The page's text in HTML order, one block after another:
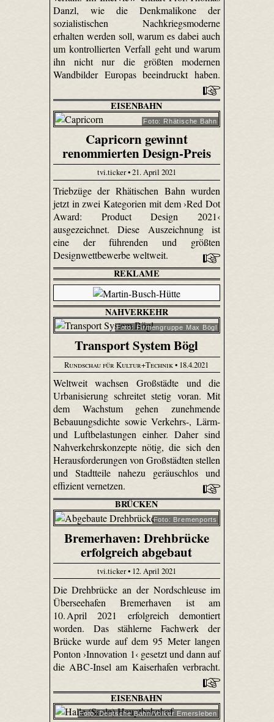
Danzl, wie die Denkmalikone der
sozialistischen Nachkriegsmoderne
erhalten werden soll, warum es dabei auch
um kontrollierten Verfall geht und warum
ihn nicht nur die größten modernen
Wandbilder Europas beeindruckt haben.
EISENBAHN
Foto: Rhätische Bahn
Capricorn gewinnt
renommierten Design-Preis
tvi.ticker • 21. April 2021
Triebzüge der Rhätischen Bahn wurden
jetzt in zwei Kategorien mit dem ›Red Dot
Award: Product Design 2021‹
ausgezeichnet. Diese Auszeichnung ist
eine der führenden und größten
Designwettbewerbe weltweit.
REKLAME
NAHVERKEHR
Foto: Firmengruppe Max Bögl
Transport System Bögl
Rundschau für Kultur+Technik• 18.4.2021
Weltweit wachsen Großstädte und die
Urbanisierung schreitet stetig voran. Mit
dem Wachstum gehen zunehmende
Bebauungsdichte sowie Verkehrs-, Lärm-
und Luftbelastungen einher. Daher sind
Nahverkehrskonzepte nötig, die sich den
Herausforderungen von Großstädten stellen
und Stadtteile nahezu geräuschlos und
effizient vernetzen.
BRÜCKEN
Foto: Bremenports
Bremerhaven: Drehbrücke
erfolgreich abgebaut
tvi.ticker • 12. April 2021
Die Drehbrücke an der Nordschleuse im
Überseehafen Bremerhaven ist am
10. April 2021 erfolgreich demontiert
worden. Das stählerne Fachwerk der
Brücke wurde auf dem 95 Meter langen
Ponton ›Innovation 1‹ gesetzt und dann auf
die ABC-Insel am Kaiserhafen verbracht.
EISENBAHN
Foto: Deutsche Bahn/Volker Emersleben